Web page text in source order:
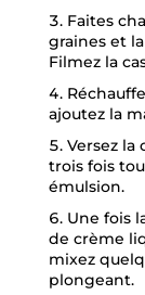
Faites
graines et
Filmez la
ajoutez la
Versez la
trois fois
émulsion.
Une fois
de crème
mixez
plongeant.